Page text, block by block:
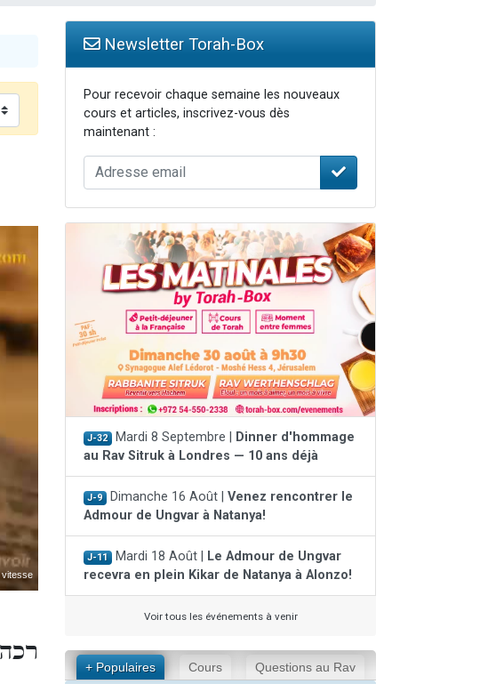
Newsletter Torah-Box
Pour recevoir chaque semaine les nouveaux
cours et articles, inscrivez-vous dès
maintenant :
J-32 Mardi 8 Septembre |
Dinner d'hommage
au Rav Sitruk à Londres — 10 ans déjà
J-9 Dimanche 16 Août | Venez rencontrer le
Admour de Ungvar à Natanya!
J-11 Mardi 18 Août |
Le Admour de Ungvar
recevra en plein Kikar de Natanya à Alonzo!
Voir tous les événements à venir
+ Populaires Cours Questions au Rav